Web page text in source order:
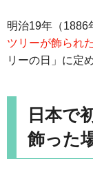
明治19年（1886
ツリーが飾られ
リーの日」に定
日本で
飾った